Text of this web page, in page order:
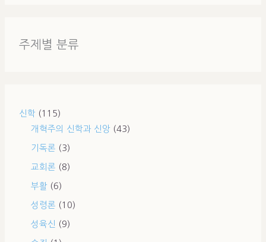
주제별 분류
신학 (115)
개혁주의 신학과 신앙 (43)
기독론 (3)
교회론 (8)
부활 (6)
성령론 (10)
성육신 (9)